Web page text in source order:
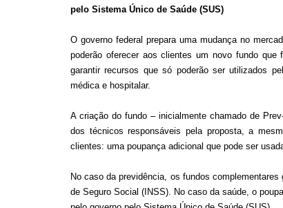
pelo Sistema Único de Saúde (SUS)
O governo federal prepara uma mudança no
poderão oferecer aos clientes um novo fundo
garantir recursos que só poderão ser utilizados
médica e hospitalar.
A criação do fundo – inicialmente chamado de
dos técnicos responsáveis pela proposta, a
clientes: uma poupança adicional que pode ser
No caso da previdência, os fundos
de Seguro Social (INSS). No caso da saúde, o